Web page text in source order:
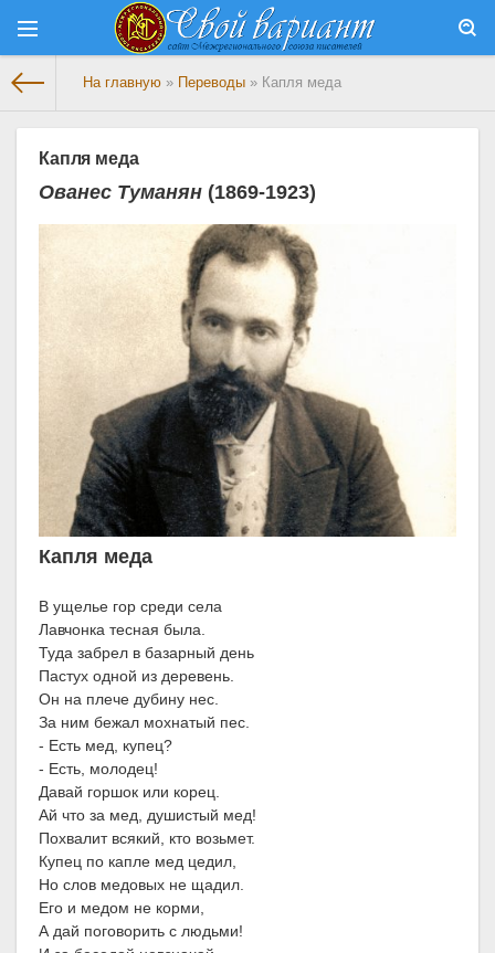
На главную » Переводы » Капля меда
Капля меда
Ованес Туманян (1869-1923)
Капля меда
В ущелье гор среди села
Лавчонка тесная была.
Туда забрел в базарный день
Пастух одной из деревень.
Он на плече дубину нес.
За ним бежал мохнатый пес.
- Есть мед, купец?
- Есть, молодец!
Давай горшок или корец.
Ай что за мед, душистый мед!
Похвалит всякий, кто возьмет.
Купец по капле мед цедил,
Но слов медовых не щадил.
Его и медом не корми,
А дай поговорить с людьми!